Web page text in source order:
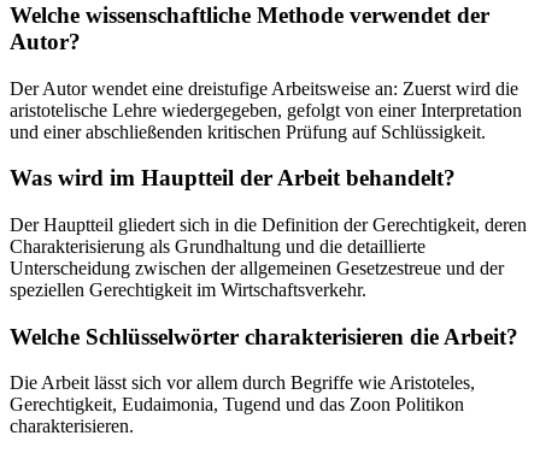
Welche wissenschaftliche Methode verwendet der
Autor?
Der Autor wendet eine dreistufige Arbeitsweise an: Zuerst wird die
aristotelische Lehre wiedergegeben, gefolgt von einer Interpretation
und einer abschließenden kritischen Prüfung auf Schlüssigkeit.
Was wird im Hauptteil der Arbeit behandelt?
Der Hauptteil gliedert sich in die Definition der Gerechtigkeit, deren
Charakterisierung als Grundhaltung und die detaillierte
Unterscheidung zwischen der allgemeinen Gesetzestreue und der
speziellen Gerechtigkeit im Wirtschaftsverkehr.
Welche Schlüsselwörter charakterisieren die Arbeit?
Die Arbeit lässt sich vor allem durch Begriffe wie Aristoteles,
Gerechtigkeit, Eudaimonia, Tugend und das Zoon Politikon
charakterisieren.